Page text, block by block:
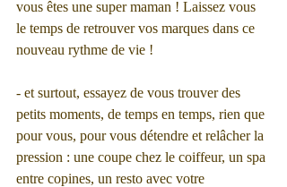
vous êtes une super maman ! Laissez vous
le temps de retrouver vos marques dans ce
nouveau rythme de vie !
- et surtout, essayez de vous trouver des
petits moments, de temps en temps, rien que
pour vous, pour vous détendre et relâcher la
pression : une coupe chez le coiffeur, un spa
entre copines, un resto avec votre